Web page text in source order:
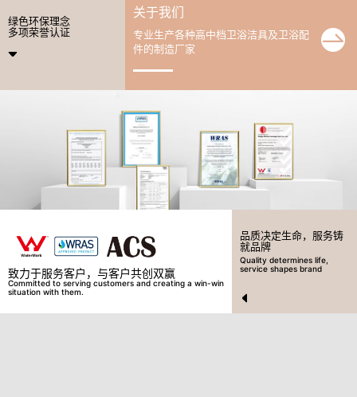
绿色环保理念
多项荣誉认证
关于我们
专业生产各种高中档卫浴洁具及卫浴配
件的制造厂家
致力于服务客户，与客户共创双赢
Committed to serving customers and creating a win-win
situation with them.
品质决定生命，服务铸
就品牌
Quality determines life,
service shapes brand